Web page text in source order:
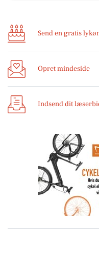
Send en gratis
Opret mindeside
Indsend dit